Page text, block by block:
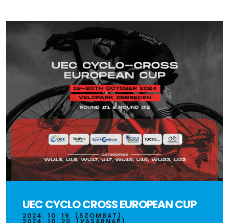
UEC CYCLO CROSS EUROPEAN CUP
2024. 10. 19. (SZOMBAT)